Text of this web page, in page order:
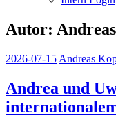
Autor:
2026-07-15 Andreas
Andrea und